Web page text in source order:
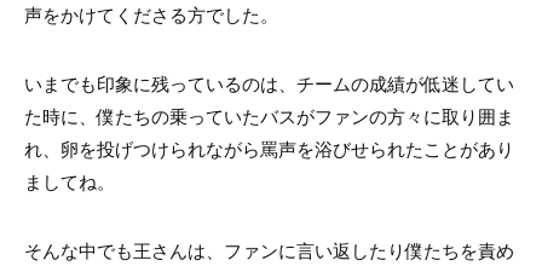
声をかけてくださる方でした。
いまでも印象に残っているのは、チームの成績が低迷してい
た時に、僕たちの乗っていたバスがファンの方々に取り囲ま
れ、卵を投げつけられながら罵声を浴びせられたことがあり
ましてね。
そんな中でも王さんは、ファンに言い返したり僕たちを責め